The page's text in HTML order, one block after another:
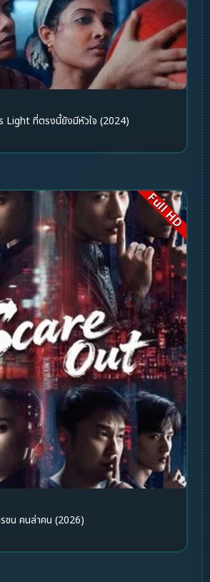
Light ที่ตรงนี้ยังมีหัวใจ (2024)
Full HD
ชน คนล่าคน (2026)